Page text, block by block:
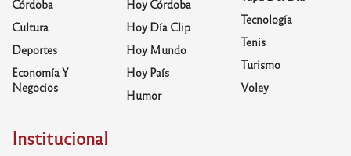
Córdoba
Cultura
Deportes
Economía Y
Negocios
Hoy Córdoba
Hoy Día Clip
Hoy Mundo
Hoy País
Humor
Tecnología
Tenis
Turismo
Voley
Institucional